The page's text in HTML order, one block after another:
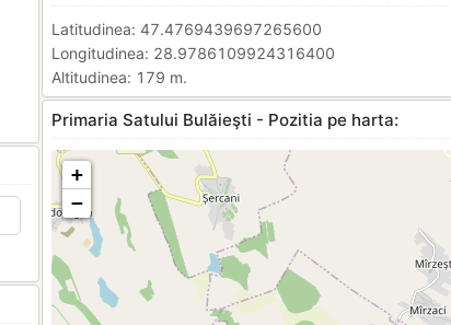
Latitudinea: 47.4769439697265600
Longitudinea: 28.9786109924316400
Altitudinea: 179 m.
Primaria Satului Bulăieşti - Pozitia pe harta:
+
−